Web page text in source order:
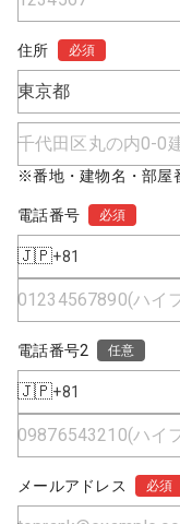
住所 必須
東京都
※番地・建物名・部屋
電話番号 必須
🇯🇵+81
電話番号2 任意
🇯🇵+81
メールアドレス 必須